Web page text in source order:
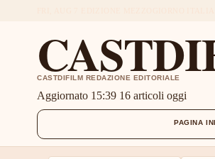
CASTDIFILM REDAZIONE EDITORIALE
Aggiornato 15:39 16 articoli oggi
PAGINA